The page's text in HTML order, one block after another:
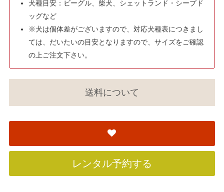
犬種目安：ビーグル、柴犬、シェットランド・シープド
ッグなど
※犬は個体差がございますので、対応犬種表につきまし
ては、だいたいの目安となりますので、サイズをご確認
の上ご注文下さい。
送料について
レンタル予約する